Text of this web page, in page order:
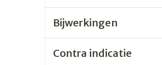
Bijwerkingen
Contra indicatie